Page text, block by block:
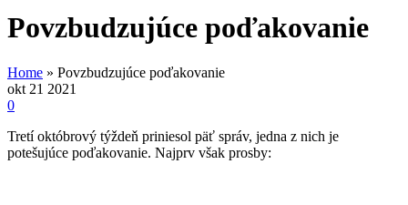
Povzbudzujúce poďakovanie
Home » Povzbudzujúce poďakovanie
okt 21 2021
0
Tretí októbrový týždeň priniesol päť správ, jedna z nich je
potešujúce poďakovanie. Najprv však prosby: